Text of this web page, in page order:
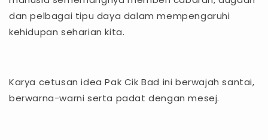
dan pelbagai tipu daya dalam mempengaruhi
kehidupan seharian kita.
Karya cetusan idea Pak Cik Bad ini berwajah santai,
berwarna-warni serta padat dengan mesej.